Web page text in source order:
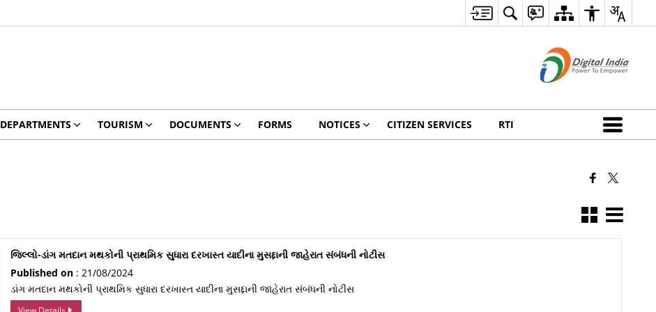
DEPARTMENTS TOURISM DOCUMENTS FORMS NOTICES CITIZEN SERVICES RTI
જિલ્લો-ડાંગ મતદાન મથકોની પ્રાથમિક સુધારા દરખાસ્ત યાદીના મુસદ્દાની જાહેરાત સંબંધની નોટીસ
Published on : 21/08/2024
ડાંગ મતદાન મથકોની પ્રાથમિક સુધારા દરખાસ્ત યાદીના મુસદ્દાની જાહેરાત સંબંધની નોટીસ